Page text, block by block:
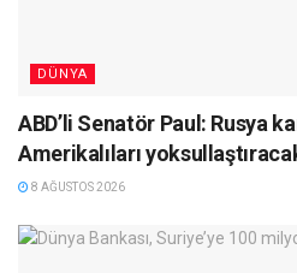
DÜNYA
ABD’li Senatör Paul: Rusya
Amerikalıları
8 AĞUSTOS 2026